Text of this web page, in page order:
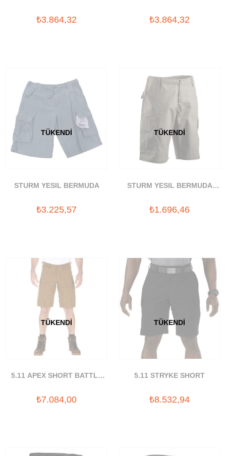
₺3.864,32 ₺3.864,32
TÜKENDI
STURM YESIL BERMUDA
₺3.225,57
TÜKENDI
STURM YESIL BERMUDA
₺1.696,46
TÜKENDI
5.11 APEX SHORT BATTLE
₺7.084,00
TÜKENDI
5.11 STRYKE SHORT
₺8.532,94